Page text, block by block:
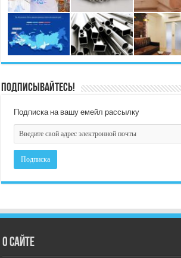
Подписывайтесь!
Подписка на вашу емейл рассылку
О сайте